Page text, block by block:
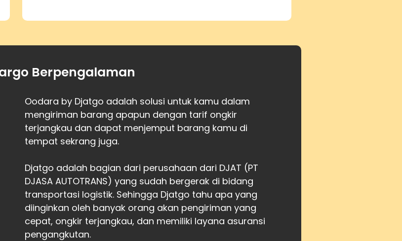
Berpengalaman
Oodara by Djatgo adalah solusi untuk kamu dalam
mengiriman barang apapun dengan tarif ongkir
terjangkau dan dapat menjemput barang kamu di
tempat sekrang juga.
Djatgo adalah bagian dari perusahaan dari DJAT (PT
DJASA AUTOTRANS) yang sudah bergerak di bidang
transportasi logistik. Sehingga Djatgo tahu apa yang
diinginkan oleh banyak orang akan pengiriman yang
cepat, ongkir terjangkau, dan memiliki layana asuransi
pengangkutan.